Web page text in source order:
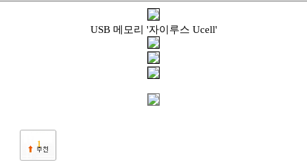
USB 메모리 '자이루스 Ucell'
1